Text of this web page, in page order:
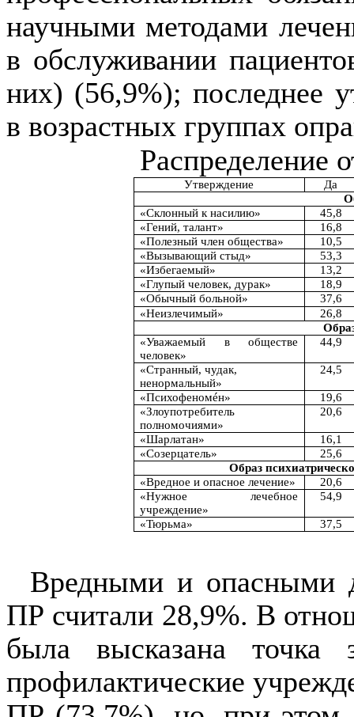
научными методами
в обслуживании
них) (56,9%); последнее
в возрастных группах
Распределение
Утверждение
Да
«Склонный к насилию»
45,8
«Гений, талант»
16,8
«Полезный член общества»
10,5
«Вызывающий стыд»
53,3
«Избегаемый»
13,2
«Глупый человек, дурак»
18,9
«Обычный больной»
37,6
«Неизлечимый»
26,8
«Уважаемый в обществе
человек»
44,9
«Странный, чудак,
ненормальный»
24,5
«Психофеномéн»
19,6
«Злоупотребитель
полномочиями»
20,6
«Шарлатан»
16,1
«Созерцатель»
25,6
Образ
«Вредное и опасное лечение»
20,6
«Нужное лечебное
учреждение»
54,9
«Тюрьма» 37,5
Вредными и опасными
ПР считали 28,9%. В
была высказана точка
профилактические